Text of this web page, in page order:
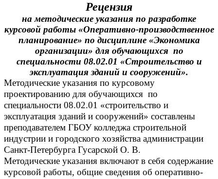
Рецензия
на методические указания по разработке
курсовой работы «Оперативно-производственное
планирование» по дисциплине «Экономика
организации» для обучающихся по
специальности 08.02.01 «Строительство и
эксплуатация зданий и сооружений».
Методические указания по курсовому
проектированию для обучающихся по
специальности 08.02.01 «строительство и
эксплуатация зданий и сооружений» составлены
преподавателем ГБОУ колледжа строительной
индустрии и городского хозяйства администрации
Санкт-Петербурга Гусарской О. В.
Методические указания включают в себя содержание
курсовой работы, общие сведения об оперативно-